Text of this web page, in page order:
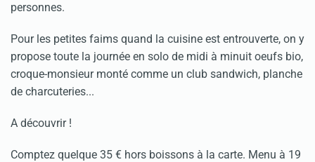
personnes.
Pour les petites faims quand la cuisine est entrouverte, on y
propose toute la journée en solo de midi à minuit oeufs bio,
croque-monsieur monté comme un club sandwich, planche
de charcuteries...
A découvrir !
Comptez quelque 35 € hors boissons à la carte. Menu à 19